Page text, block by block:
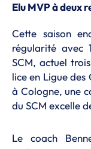
Elu MVP à deux
Cette saison
régularité avec
SCM, actuel
lice en Ligue
à Cologne, une
du SCM excelle
Le coach